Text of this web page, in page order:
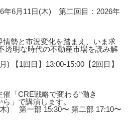
年6月11日(木) 第二回目：2026年
勢と市況変化を踏まえ、いま求
明な時代の不動産市場を読み解
) 【1回目】13:00-15:00【2回目】
「CRE戦略で変わる“働き
ら」で講演します。
) 第一部 15:30〜 第二部 17:10〜